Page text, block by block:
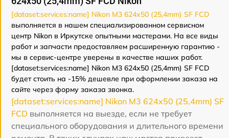
[dataset:services:name] Nikon M3 624x50 (25,4mm) SF FCD
выполняется в нашем специализированном сервисном
центр Nikon в Иркутске опытными мастерами. На все виды
работ и запчасти предоставляем расширенную гарантию -
мы в сервис-центре уверены в качестве наших работ.
[dataset:services:name] Nikon M3 624x50 (25,4mm) SF FCD
будет стоить на -15% дешевле при оформлении заказа на
сайте через форму заказа звонка.
[dataset:services:name] Nikon M3 624x50 (25,4mm) SF
FCD выполняется на выезде, если не требует
специального оборудования и длительного времени